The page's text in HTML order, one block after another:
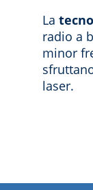
La
radio a
minor
laser.